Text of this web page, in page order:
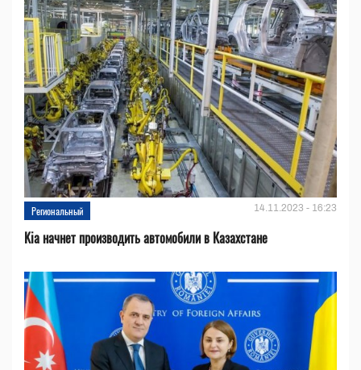
Региональный 14.11.2023 - 16:23
Kia начнет производить автомобили в Казахстане